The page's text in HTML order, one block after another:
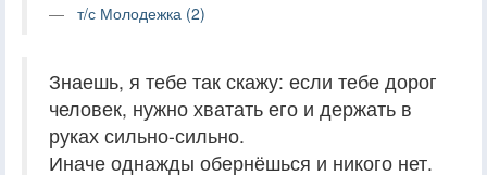
т/с Молодежка (2)
Знаешь, я тебе так скажу: если тебе дорог
человек, нужно хватать его и держать в
руках сильно-сильно.
Иначе однажды обернёшься и никого нет.